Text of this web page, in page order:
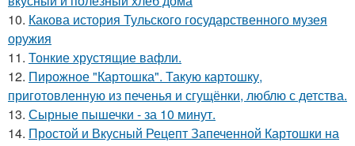
10. Какова история Тульского государственного музея
оружия
11. Тонкие хрустящие вафли.
12. Пирожное "Картошка". Такую картошку,
приготовленную из печенья и сгущёнки, люблю с детства.
13. Сырные пышечки - за 10 минут.
14. Простой и Вкусный Рецепт Запеченной Картошки на